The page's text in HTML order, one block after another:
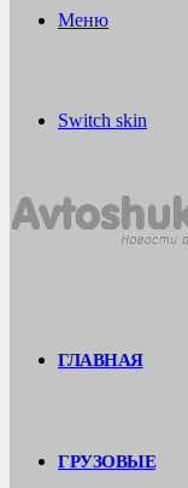
Меню
Switch skin
ГЛАВНАЯ
ГРУЗОВЫЕ